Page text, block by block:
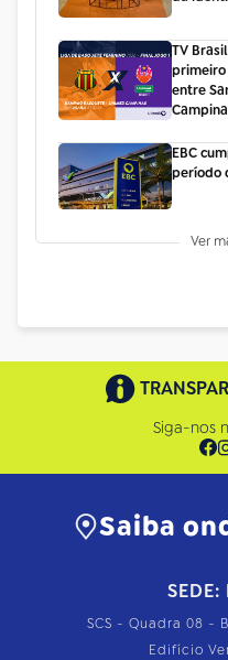
TV
primeiro
entre
EBC
período
Ver
Siga-nos
Saiba
SCS - Quadra 08 -
Edifício